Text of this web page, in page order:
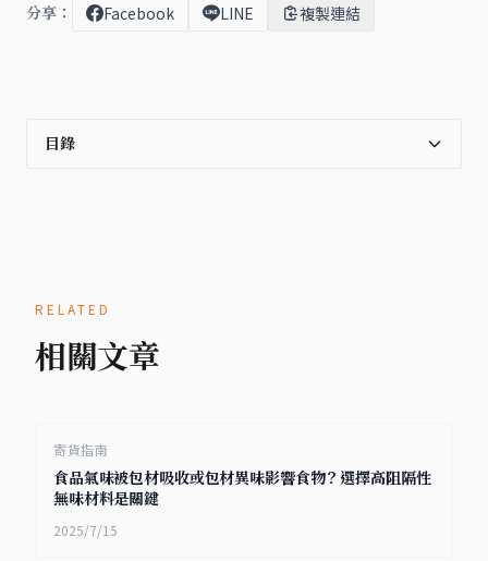
分享： Facebook LINE 複製連結
目錄
RELATED
相關文章
寄貨指南
食品氣味被包材吸收或包材異味影響食物？選擇高阻隔性
無味材料是關鍵
2025/7/15